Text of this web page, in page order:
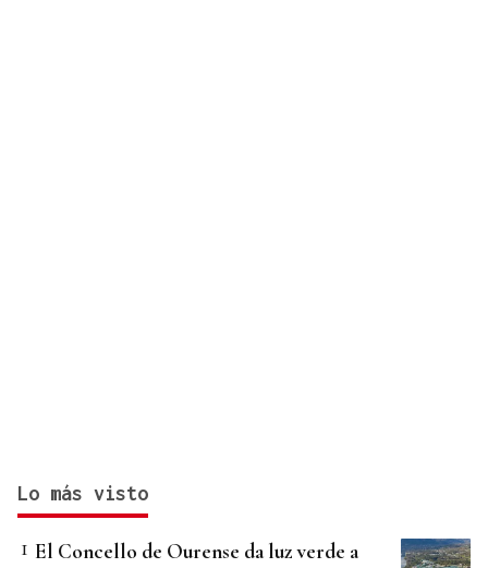
Lo más visto
El Concello de Ourense da luz verde a